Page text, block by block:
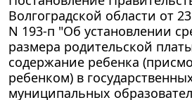
Волгоградской области от
N 193-п "Об установлении
размера родительской
содержание ребенка
ребенком) в
муниципальных